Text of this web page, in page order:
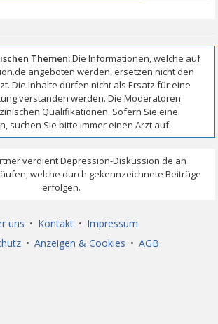
uns • Kontakt • Impressum
• Anzeigen & Cookies • AGB